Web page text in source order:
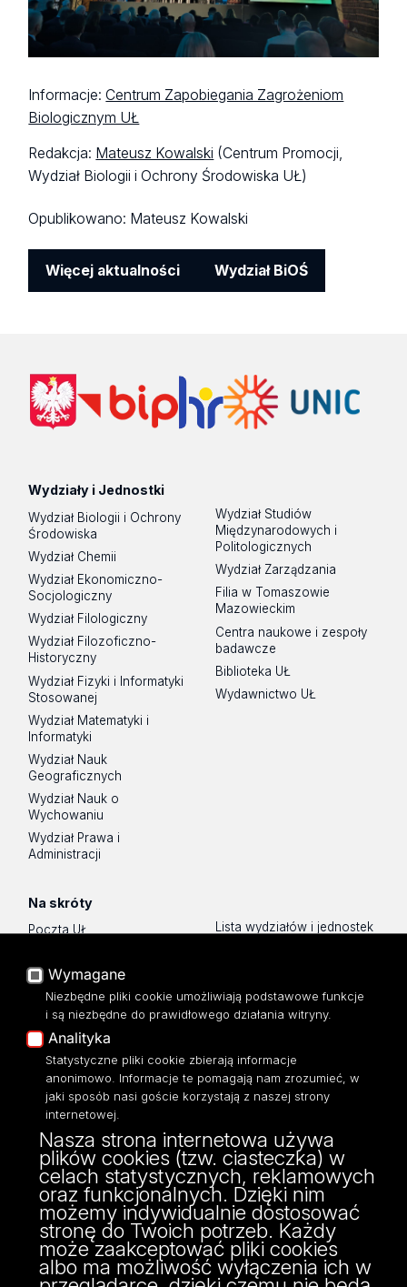
Informacje:Centrum Zapobiegania Zagrożeniom
Biologicznym UŁ
Redakcja: Mateusz Kowalski (Centrum Promocji,
Wydział Biologii i Ochrony Środowiska UŁ)
Opublikowano: Mateusz Kowalski
Więcej aktualności Wydział BiOŚ
Wydziały i Jednostki
Wydział Biologii i Ochrony
Środowiska
Wydział Chemii
Wydział Ekonomiczno-
Socjologiczny
Wydział Filologiczny
Wydział Filozoficzno-
Historyczny
Wydział Fizyki i Informatyki
Stosowanej
Wydział Matematyki i
Informatyki
Wydział Nauk
Geograficznych
Wydział Nauk o
Wychowaniu
Wydział Prawa i
Administracji
Wydział Studiów
Międzynarodowych i
Politologicznych
Wydział Zarządzania
Filia w Tomaszowie
Mazowieckim
Centra naukowe i zespoły
badawcze
Biblioteka UŁ
Wydawnictwo UŁ
Na skróty
Poczta UŁ
Portal Pracowniczy
Baza Aktów Własnych
Platforma e-learningowa
Moodle
Eksperci UŁ
Polityka Prywatności
Dostępność
Lista wydziałów i jednostek
O Stronie
Dostępność
ul. Pilarskiego 14/16, 90-231 Łódź
NIP: 724 000 32 43
Wymagane
Niezbędne pliki cookie umożliwiają podstawowe funkcje
i są niezbędne do prawidłowego działania witryny.
Analityka
Statystyczne pliki cookie zbierają informacje
anonimowo. Informacje te pomagają nam zrozumieć, w
jaki sposób nasi goście korzystają z naszej strony
internetowej.
Nasza strona internetowa używa
plików cookies (tzw. ciasteczka) w
celach statystycznych, reklamowych
oraz funkcjonalnych. Dzięki nim
możemy indywidualnie dostosować
stronę do Twoich potrzeb. Każdy
może zaakceptować pliki cookies
albo ma możliwość wyłączenia ich w